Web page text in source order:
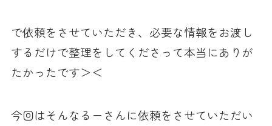
で依頼をさせていただき、必要な情報をお渡し
するだけで整理をしてくださって本当にありが
たかったです＞＜
今回はそんなるーさんに依頼をさせていただい